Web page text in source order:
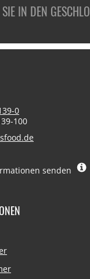
IN DEN
0
100
senden